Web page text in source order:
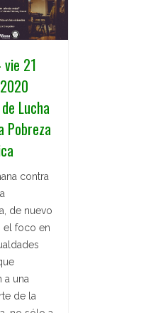
21
Lucha
Pobreza
contra
de nuevo
el foco en
a una
de la